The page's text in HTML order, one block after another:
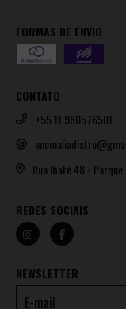
FORMAS DE ENVIO
CONTATO
+55 11 980576501
Rua Ibaté 48 -
REDES SOCIAIS
NEWSLETTER